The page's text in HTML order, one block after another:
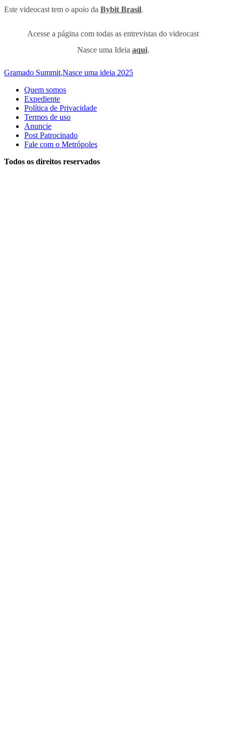
Este videocast tem o apoio da Bybit Brasil.
Acesse a página com todas as entrevistas do videocast
Nasce uma Ideia aqui.
Gramado Summit,Nasce uma ideia 2025
Quem somos
Expediente
Política de Privacidade
Termos de uso
Anuncie
Post Patrocinado
Fale com o Metrópoles
Todos os direitos reservados